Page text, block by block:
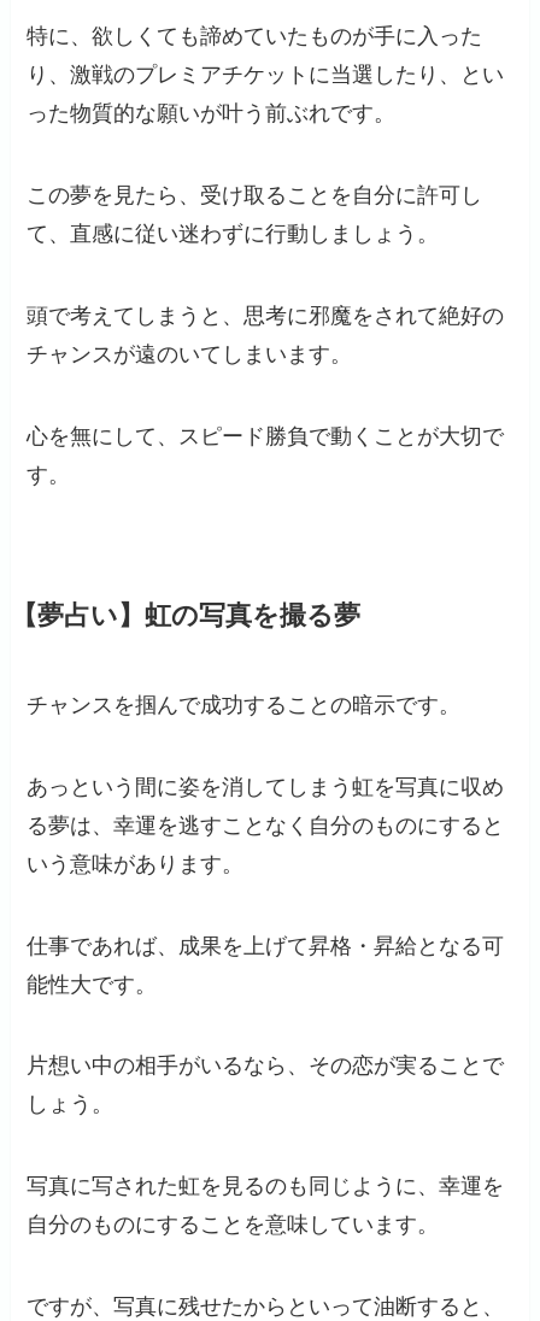
特に、欲しくても諦めていたものが手に入った
り、激戦のプレミアチケットに当選したり、とい
った物質的な願いが叶う前ぶれです。
この夢を見たら、受け取ることを自分に許可し
て、直感に従い迷わずに行動しましょう。
頭で考えてしまうと、思考に邪魔をされて絶好の
チャンスが遠のいてしまいます。
心を無にして、スピード勝負で動くことが大切で
す。
【夢占い】虹の写真を撮る夢
チャンスを掴んで成功することの暗示です。
あっという間に姿を消してしまう虹を写真に収め
る夢は、幸運を逃すことなく自分のものにすると
いう意味があります。
仕事であれば、成果を上げて昇格・昇給となる可
能性大です。
片想い中の相手がいるなら、その恋が実ることで
しょう。
写真に写された虹を見るのも同じように、幸運を
自分のものにすることを意味しています。
ですが、写真に残せたからといって油断すると、